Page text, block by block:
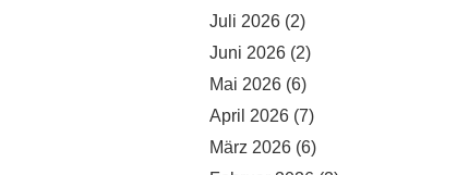
Juli 2026 (2)
Juni 2026 (2)
Mai 2026 (6)
April 2026 (7)
März 2026 (6)